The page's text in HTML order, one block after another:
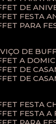
DE
FESTA
PARA
DE
A
DE
DE
FESTA
FESTA